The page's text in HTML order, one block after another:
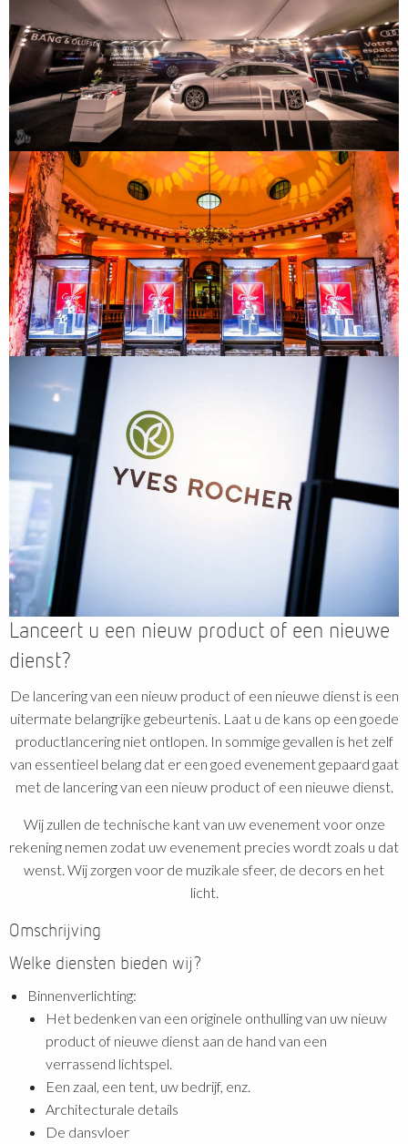
Lanceert u een nieuw product of een nieuwe
dienst?
De lancering van een nieuw product of een nieuwe dienst is een
uitermate belangrijke gebeurtenis. Laat u de kans op een goede
productlancering niet ontlopen. In sommige gevallen is het zelf
van essentieel belang dat er een goed evenement gepaard gaat
met de lancering van een nieuw product of een nieuwe dienst.
Wij zullen de technische kant van uw evenement voor onze
rekening nemen zodat uw evenement precies wordt zoals u dat
wenst. Wij zorgen voor de muzikale sfeer, de decors en het
licht.
Omschrijving
Welke diensten bieden wij?
Binnenverlichting:
Het bedenken van een originele onthulling van uw nieuw
product of nieuwe dienst aan de hand van een
verrassend lichtspel.
Een zaal, een tent, uw bedrijf, enz.
Architecturale details
De dansvloer